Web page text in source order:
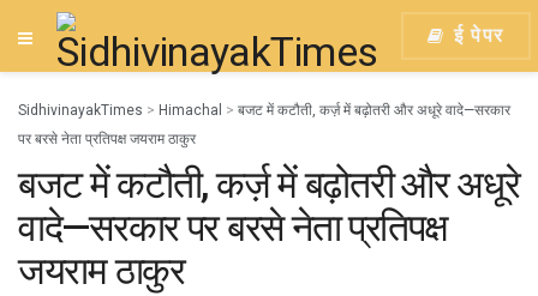
ई पेपर
SidhivinayakTimes > Himachal > बजट में कटौती, कर्ज़ में बढ़ोतरी और अधूरे वादे—सरकार
पर बरसे नेता प्रतिपक्ष जयराम ठाकुर
बजट में कटौती, कर्ज़ में बढ़ोतरी और अधूरे
वादे—सरकार पर बरसे नेता प्रतिपक्ष
जयराम ठाकुर